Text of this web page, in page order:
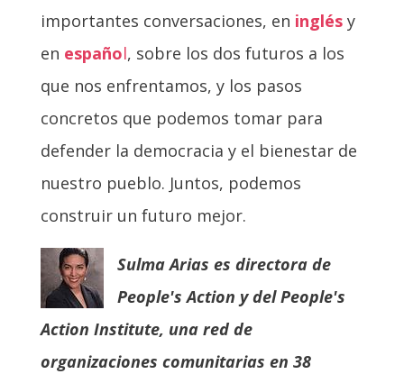
importantes conversaciones, en inglésy
en español, sobre los dos futuros a los
que nos enfrentamos, y los pasos
concretos que podemos tomar para
defender la democracia y el bienestar de
nuestro pueblo. Juntos, podemos
construir un futuro mejor.
Sulma Arias es directora de
People's Action y del People's
Action Institute, una red de
organizaciones comunitarias en 38